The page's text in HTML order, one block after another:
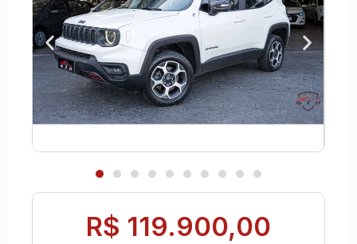
R$ 119.900,00